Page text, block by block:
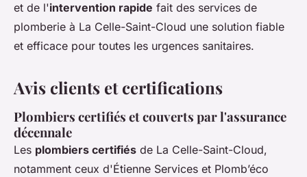
et de l'intervention rapide fait des services de
plomberie à La Celle-Saint-Cloud une solution fiable
et efficace pour toutes les urgences sanitaires.
Avis clients et certifications
Plombiers certifiés et couverts par l'assurance
décennale
Les plombiers certifiés de La Celle-Saint-Cloud,
notamment ceux d'Étienne Services et Plomb’éco